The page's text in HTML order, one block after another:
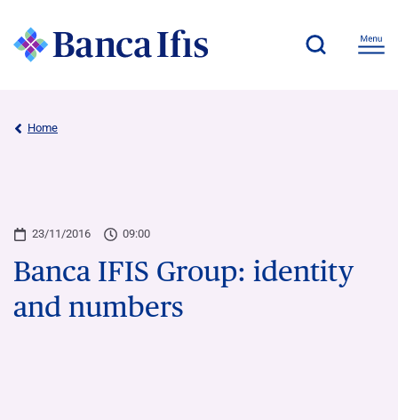
Home
23/11/2016 09:00
Banca IFIS Group: identity
and numbers